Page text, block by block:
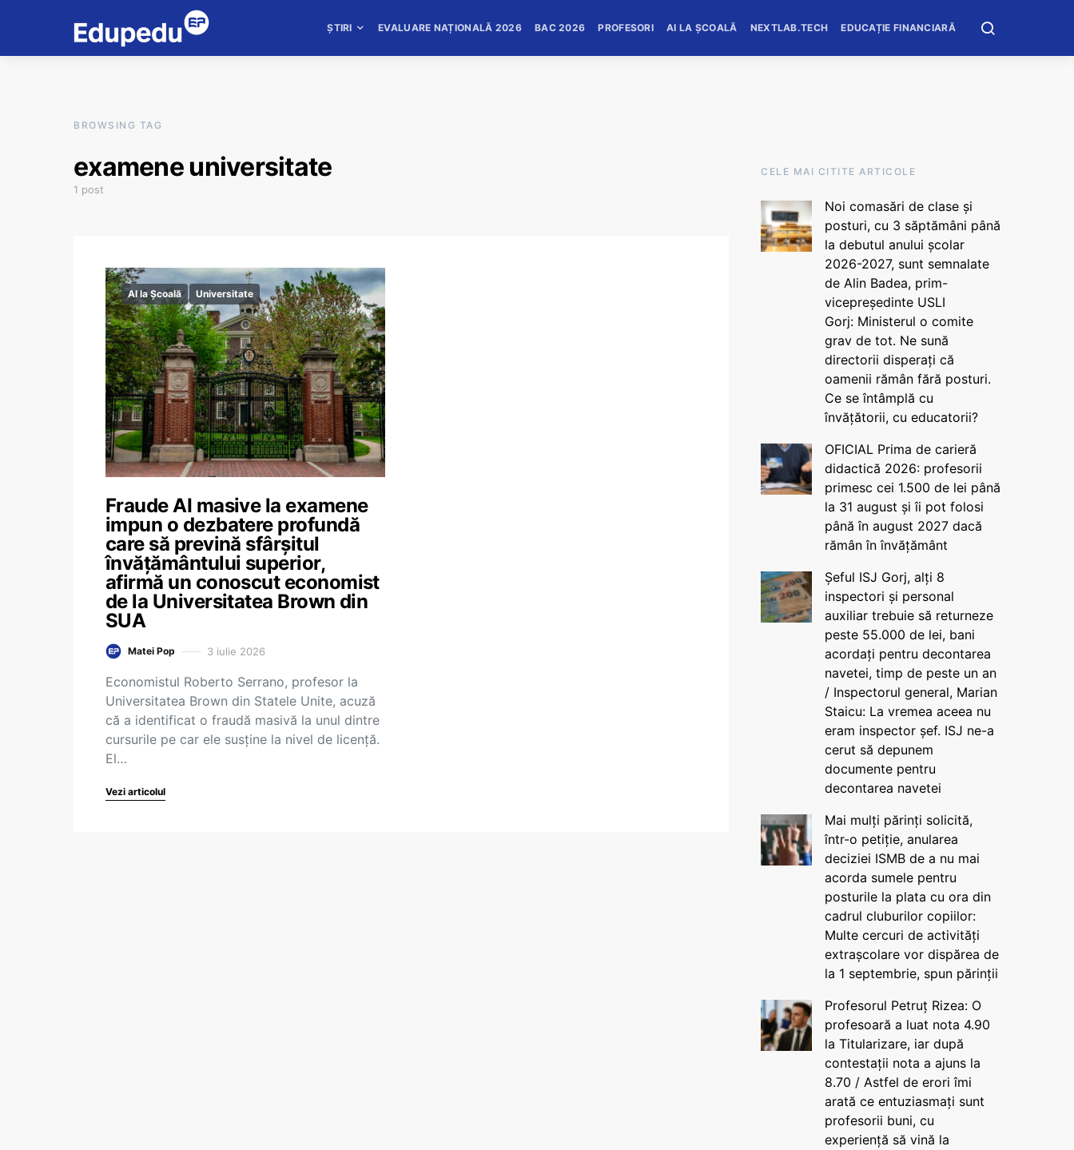
ȘTIRI EVALUARE NAȚIONALĂ 2026 BAC 2026 PROFESORI AI LA ȘCOALĂ NEXTLAB.TECH EDUCAȚIE FINANCIARĂ
BROWSING TAG
examene universitate
1 post
AI la Școală Universitate
Fraude AI masive la examene
impun o dezbatere profundă
care să prevină sfârșitul
învățământului superior,
afirmă un conoscut economist
de la Universitatea Brown din
SUA
Matei Pop 3 iulie 2026
Economistul Roberto Serrano, profesor la
Universitatea Brown din Statele Unite, acuză
că a identificat o fraudă masivă la unul dintre
cursurile pe car ele susține la nivel de licență.
El…
Vezi articolul
CELE MAI CITITE ARTICOLE
Noi comasări de clase și
posturi, cu 3 săptămâni până
la debutul anului școlar
2026-2027, sunt semnalate
de Alin Badea, prim-
vicepreședinte USLI
Gorj: Ministerul o comite
grav de tot. Ne sună
directorii disperați că
oamenii rămân fără posturi.
Ce se întâmplă cu
învățătorii, cu educatorii?
OFICIAL Prima de carieră
didactică 2026: profesorii
primesc cei 1.500 de lei până
la 31 august și îi pot folosi
până în august 2027 dacă
rămân în învățământ
Șeful ISJ Gorj, alți 8
inspectori și personal
auxiliar trebuie să returneze
peste 55.000 de lei, bani
acordați pentru decontarea
navetei, timp de peste un an
/ Inspectorul general, Marian
Staicu: La vremea aceea nu
eram inspector șef. ISJ ne-a
cerut să depunem
documente pentru
decontarea navetei
Mai mulți părinți solicită,
într-o petiție, anularea
deciziei ISMB de a nu mai
acorda sumele pentru
posturile la plata cu ora din
cadrul cluburilor copiilor:
Multe cercuri de activități
extrașcolare vor dispărea de
la 1 septembrie, spun părinții
Profesorul Petruț Rizea: O
profesoară a luat nota 4.90
la Titularizare, iar după
contestații nota a ajuns la
8.70 / Astfel de erori îmi
arată ce entuziasmați sunt
profesorii buni, cu
experiență să vină la